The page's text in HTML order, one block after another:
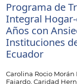
Programa de
Integral
Años con
Instituciones
Ecuador
Carolina Rocio
Fajardo, Caridad